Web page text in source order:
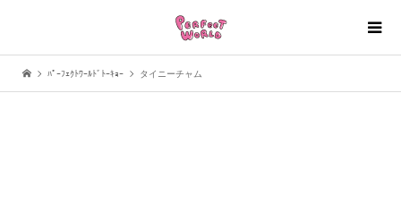
ﾊﾟｰﾌｪｸﾄﾜｰﾙﾄﾞﾄｰｷｮｰ タイニーチャム